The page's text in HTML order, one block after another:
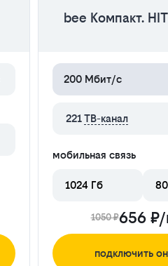
bee Компакт.
200 Мбит/с
221 ТВ-канал
мобильная связь
1024 Гб
1050 ₽656
подключить